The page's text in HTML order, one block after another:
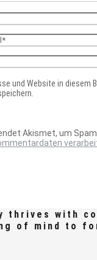
und Website in diesem
Akismet, um
thrives with
of mind to